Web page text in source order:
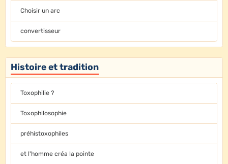
Choisir un arc
convertisseur
Histoire et tradition
Toxophilie ?
Toxophilosophie
préhistoxophiles
et l'homme créa la pointe